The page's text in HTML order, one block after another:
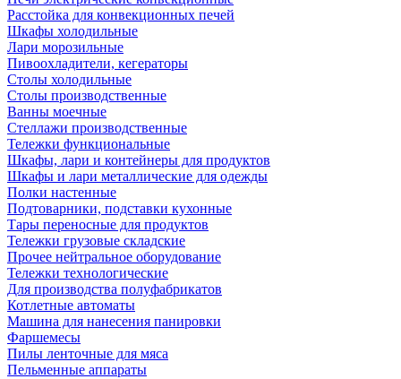
Расстойка для конвекционных печей
Шкафы холодильные
Лари морозильные
Пивоохладители, кегераторы
Столы холодильные
Столы производственные
Ванны моечные
Стеллажи производственные
Тележки функциональные
Шкафы, лари и контейнеры для продуктов
Шкафы и лари металлические для одежды
Полки настенные
Подтоварники, подставки кухонные
Тары переносные для продуктов
Тележки грузовые складские
Прочее нейтральное оборудование
Тележки технологические
Для производства полуфабрикатов
Котлетные автоматы
Машина для нанесения панировки
Фаршемесы
Пилы ленточные для мяса
Пельменные аппараты